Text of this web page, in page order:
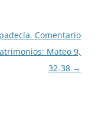
Comentario
Mateo 9,
32-38 →